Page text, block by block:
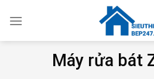
Máy rửa bát